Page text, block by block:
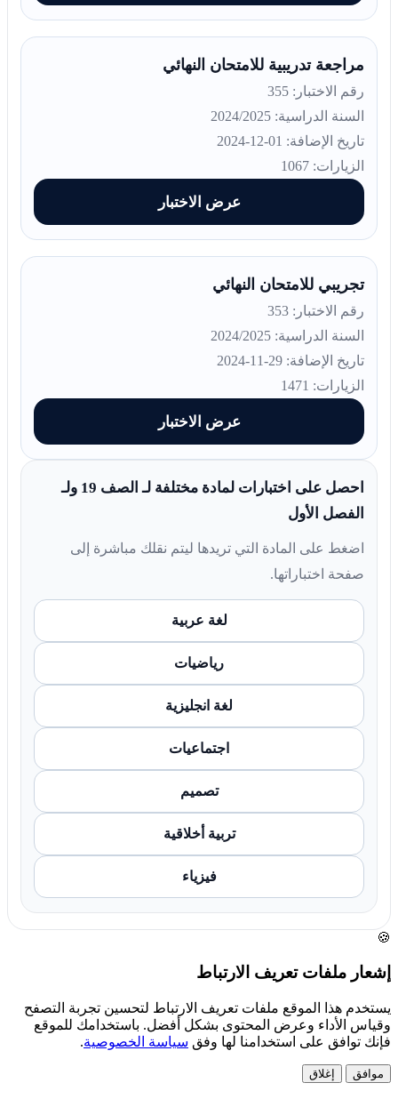
مراجعة تدريبية للامتحان النهائي
رقم الاختبار: 355
السنة الدراسية: 2024/2025
تاريخ الإضافة: 01-12-2024
الزيارات: 1067
عرض الاختبار
تجريبي للامتحان النهائي
رقم الاختبار: 353
السنة الدراسية: 2024/2025
تاريخ الإضافة: 29-11-2024
الزيارات: 1471
عرض الاختبار
احصل على اختبارات لمادة مختلفة لـ الصف 19 ولـ
الفصل الأول
اضغط على المادة التي تريدها ليتم نقلك مباشرة إلى
صفحة اختباراتها.
لغة عربية
رياضيات
لغة انجليزية
اجتماعيات
تصميم
تربية أخلاقية
فيزياء
🍪
إشعار ملفات تعريف الارتباط
يستخدم هذا الموقع ملفات تعريف الارتباط لتحسين تجربة التصفح
وقياس الأداء وعرض المحتوى بشكل أفضل. باستخدامك للموقع
فإنك توافق على استخدامنا لها وفق سياسة الخصوصية.
موافق إغلاق